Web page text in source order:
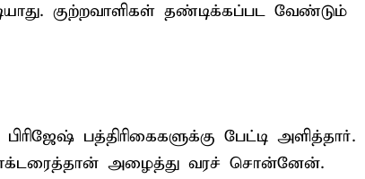
குற்றவாளிகள் தண்டிக்கப்பட வேண்டும்
பத்திரிகைகளுக்கு பேட்டி அளித்தார்.
அழைத்து வரச் சொன்னேன்.